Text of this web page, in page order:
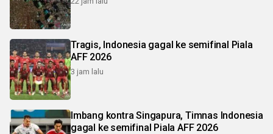
Tragis, Indonesia gagal ke semifinal Piala
AFF 2026
3 jam lalu
Imbang kontra Singapura, Timnas Indonesia
gagal ke semifinal Piala AFF 2026